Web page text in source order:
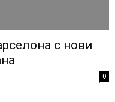
с нови
0